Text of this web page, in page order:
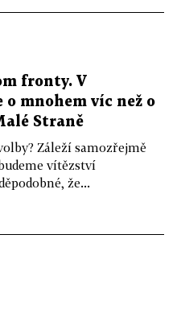
fronty. V
mnohem víc než o
Straně
Záleží samozřejmě
vítězství
že...